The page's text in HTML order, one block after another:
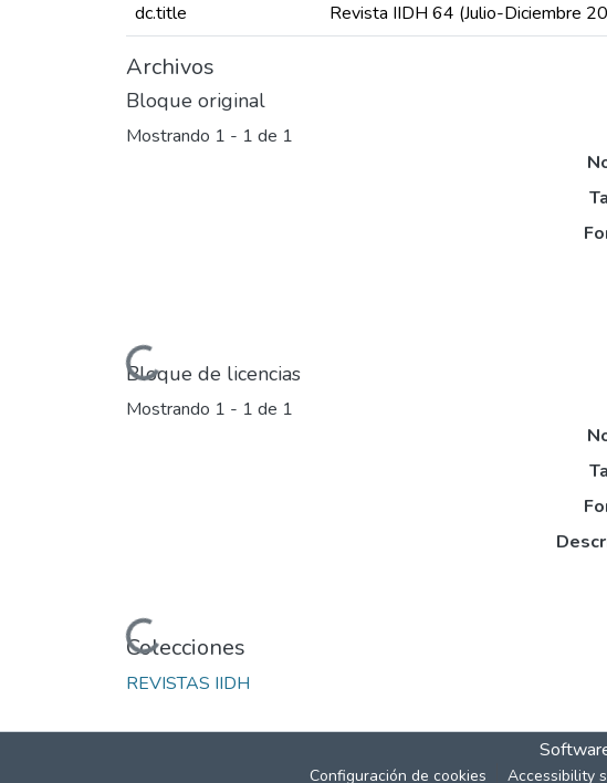
dc.title
Revista IIDH 64 (Julio-Diciembre
Archivos
Bloque original
Mostrando 1 - 1 de 1
Cargando...
Bloque de licencias
Mostrando 1 - 1 de 1
Cargando...
Colecciones
REVISTAS IIDH
Configuración de cookies Accessibility